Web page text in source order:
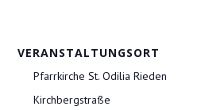
VERANSTALTUNGSORT
Pfarrkirche St. Odilia Rieden
Kirchbergstraße